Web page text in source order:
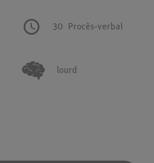
30 Procès-verbal
lourd